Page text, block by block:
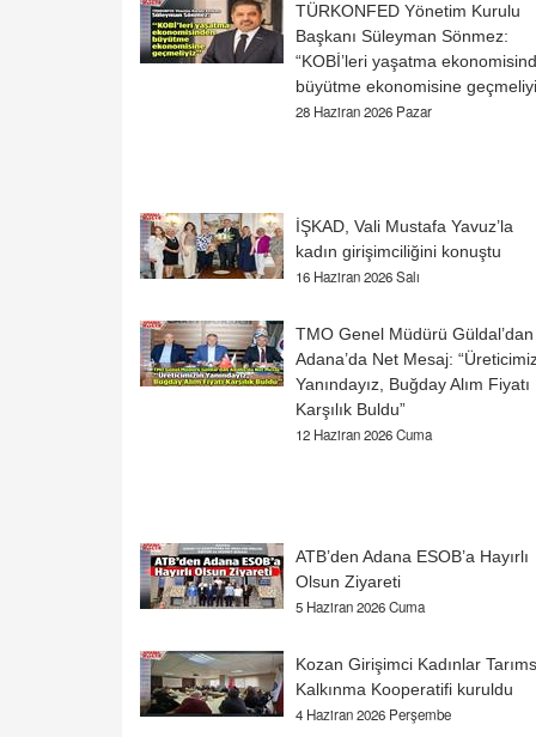
TÜRKONFED Yönetim Kurulu
Başkanı Süleyman Sönmez:
“KOBİ’leri yaşatma
büyütme ekonomisine
28 Haziran 2026 Pazar
İŞKAD, Vali Mustafa Yavuz’la
kadın girişimciliğini konuştu
16 Haziran 2026 Salı
TMO Genel Müdürü Güldal’dan
Adana’da Net Mesaj:
Yanındayız, Buğday Alım Fiyatı
Karşılık Buldu”
12 Haziran 2026 Cuma
ATB’den Adana ESOB’a Hayırlı
Olsun Ziyareti
5 Haziran 2026 Cuma
Kozan Girişimci Kadınlar
Kalkınma Kooperatifi kuruldu
4 Haziran 2026 Perşembe